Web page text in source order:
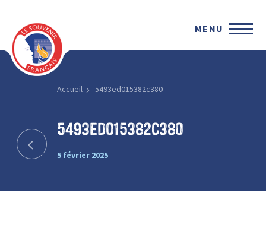
MENU
Accueil 5493ed015382c380
5493ed015382c380
5 février 2025